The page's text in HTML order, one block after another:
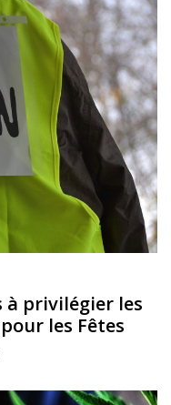
à privilégier les
les Fêtes